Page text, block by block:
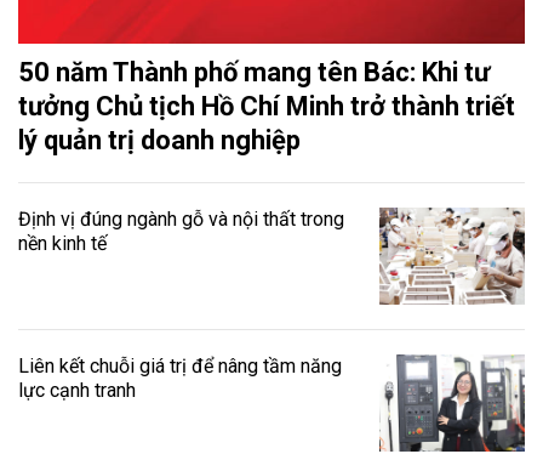
50 năm Thành phố mang tên Bác: Khi tư
tưởng Chủ tịch Hồ Chí Minh trở thành triết
lý quản trị doanh nghiệp
Định vị đúng ngành gỗ và nội thất trong
nền kinh tế
Liên kết chuỗi giá trị để nâng tầm năng
lực cạnh tranh